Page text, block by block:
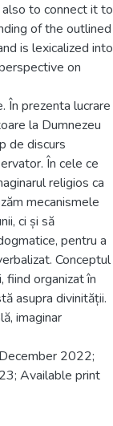
to connect it to
of the outlined
is lexicalized into
on
În prezenta lucrare
la Dumnezeu
de discurs
În cele ce
religios ca
mecanismele
ci și să
pentru a
Conceptul
fiind organizat în
asupra divinității.
imaginar
2022;
Available print